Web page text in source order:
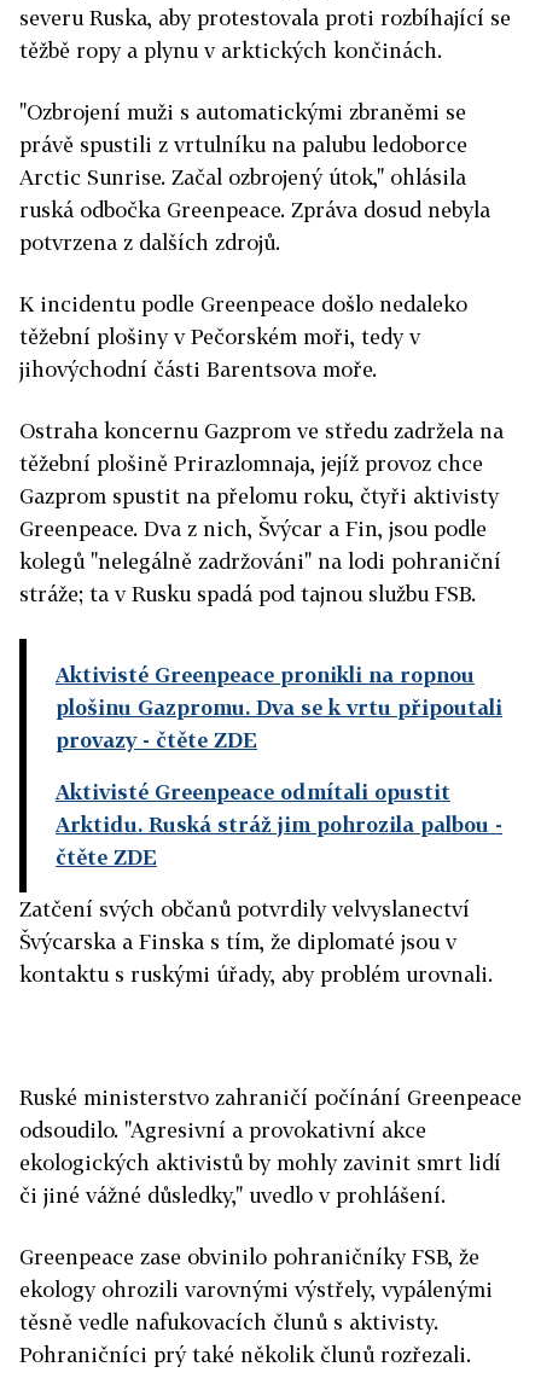
severu Ruska, aby protestovala proti rozbíhající se
těžbě ropy a plynu v arktických končinách.
"Ozbrojení muži s automatickými zbraněmi se
právě spustili z vrtulníku na palubu ledoborce
Arctic Sunrise. Začal ozbrojený útok," ohlásila
ruská odbočka Greenpeace. Zpráva dosud nebyla
potvrzena z dalších zdrojů.
K incidentu podle Greenpeace došlo nedaleko
těžební plošiny v Pečorském moři, tedy v
jihovýchodní části Barentsova moře.
Ostraha koncernu Gazprom ve středu zadržela na
těžební plošině Prirazlomnaja, jejíž provoz chce
Gazprom spustit na přelomu roku, čtyři aktivisty
Greenpeace. Dva z nich, Švýcar a Fin, jsou podle
kolegů "nelegálně zadržováni" na lodi pohraniční
stráže; ta v Rusku spadá pod tajnou službu FSB.
Aktivisté Greenpeace pronikli na ropnou
plošinu Gazpromu. Dva se k vrtu připoutali
provazy- čtěte ZDE
Aktivisté Greenpeace odmítali opustit
Arktidu. Ruská stráž jim pohrozila palbou -
čtěte ZDE
Zatčení svých občanů potvrdily velvyslanectví
Švýcarska a Finska s tím, že diplomaté jsou v
kontaktu s ruskými úřady, aby problém urovnali.
Ruské ministerstvo zahraničí počínání Greenpeace
odsoudilo. "Agresivní a provokativní akce
ekologických aktivistů by mohly zavinit smrt lidí
či jiné vážné důsledky," uvedlo v prohlášení.
Greenpeace zase obvinilo pohraničníky FSB, že
ekology ohrozili varovnými výstřely, vypálenými
těsně vedle nafukovacích člunů s aktivisty.
Pohraničníci prý také několik člunů rozřezali.